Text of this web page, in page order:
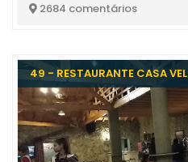
2684 comentários
49 - RESTAURANTE CASA